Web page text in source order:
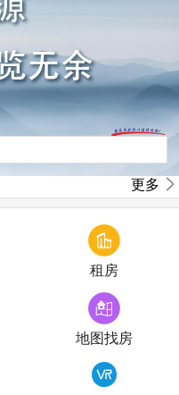
更多
租房
地图找房